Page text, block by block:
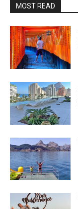
MOST READ